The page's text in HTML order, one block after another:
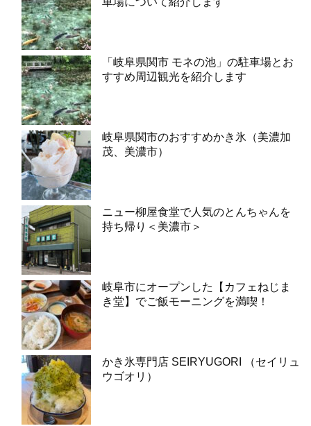
「岐阜県関市 モネの池」の駐車場とお
すすめ周辺観光を紹介します
岐阜県関市のおすすめかき氷（美濃加
茂、美濃市）
ニュー柳屋食堂で人気のとんちゃんを
持ち帰り＜美濃市＞
岐阜市にオープンした【カフェねじま
き堂】でご飯モーニングを満喫！
かき氷専門店 SEIRYUGORI （セイリュ
ウゴオリ）